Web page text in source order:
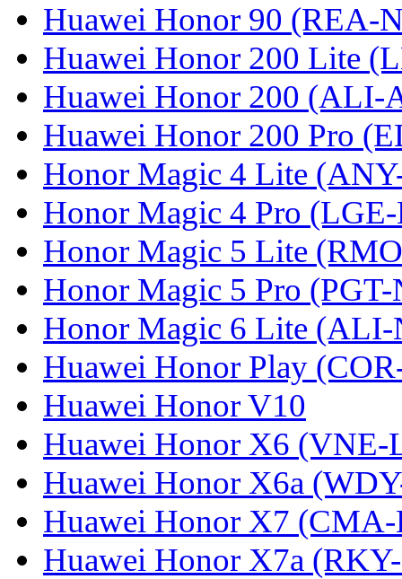
Huawei Honor 90 (REA-
Huawei Honor 200 Lite
Huawei Honor 200 (ALI-
Huawei Honor 200 Pro
Honor Magic 4 Lite
Honor Magic 4 Pro
Honor Magic 5 Lite
Honor Magic 5 Pro
Honor Magic 6 Lite
Huawei Honor Play
Huawei Honor V10
Huawei Honor X6 (VNE-
Huawei Honor X6a
Huawei Honor X7
Huawei Honor X7a